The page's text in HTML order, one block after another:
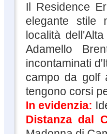
Il Residence
elegante stile
località
Adamello
incontaminati
campo da golf
tengono corsi
In evidenzia:
Distanza dal